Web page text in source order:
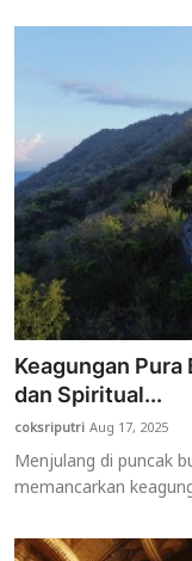
Keagungan Pura
dan Spiritual...
coksriputriAug 17, 2025
Menjulang di puncak
memancarkan